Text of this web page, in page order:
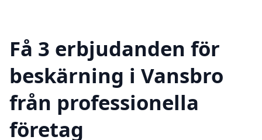
Få 3 erbjudanden för
beskärning i Vansbro
från professionella
företag